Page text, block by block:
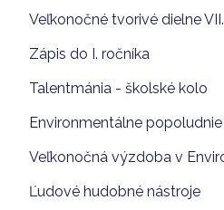
Veľkonočné tvorivé dielne
Zápis do I. ročníka
Talentmánia - školské kolo
Environmentálne
Veľkonočná výzdoba v
Ľudové hudobné nástroje